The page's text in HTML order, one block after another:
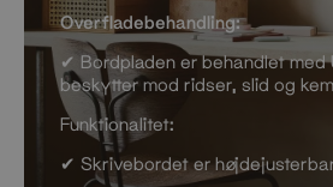
Overfladebehandling:
✔ Bordpladen er behandlet med
beskytter mod ridser, slid og
Funktionalitet:
✔ Skrivebordet er